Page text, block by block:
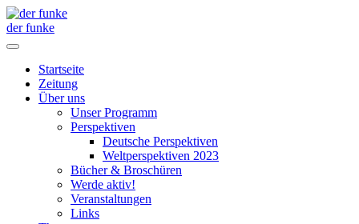
der funke
Startseite
Zeitung
Über uns
Unser Programm
Perspektiven
Deutsche Perspektiven
Weltperspektiven 2023
Bücher & Broschüren
Werde aktiv!
Veranstaltungen
Links